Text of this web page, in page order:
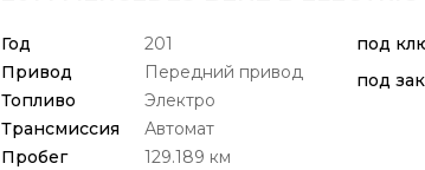
Год
201
Привод
Передний привод
Топливо
Электро
Трансмиссия
Автомат
Пробег
129.189 км
под
под